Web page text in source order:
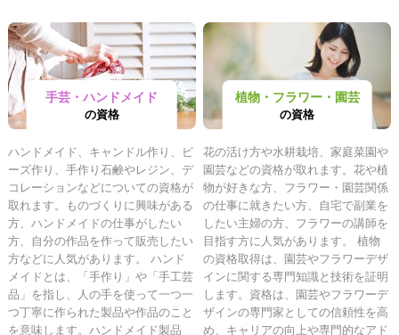
手芸・ハンドメイド
の資格
ハンドメイド、キャンドル作り、ビ
ーズ作り、手作り石鹸やレジン、デ
コレーションなどについての資格が
取れます。ものづくりに興味がある
方、ハンドメイドの仕事がしたい
方、自分の作品を作って販売したい
方などに人気があります。 ハンド
メイドとは、「手作り」や「手工芸
品」を指し、人の手を使って一つ一
つ丁寧に作られた製品や作品のこと
を意味します。ハンドメイド製品
植物・フラワー・園芸
の資格
花の活け方や水耕栽培、家庭菜園や
園芸などの資格が取れます。花や植
物が好きな方、フラワー・園芸関係
の仕事に就きたい方、自宅で副業を
したい主婦の方、フラワーの講師を
目指す方に人気があります。 植物
の資格取得は、園芸やフラワーデザ
インに関する専門知識と技術を証明
します。資格は、園芸やフラワーデ
ザインの専門家としての信頼性を高
め、キャリアの向上や専門的なアド